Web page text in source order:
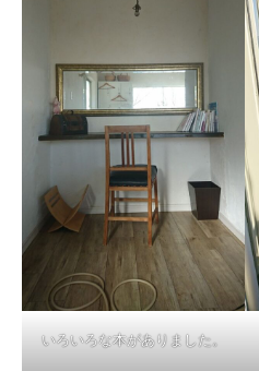
いろいろな本がありました。